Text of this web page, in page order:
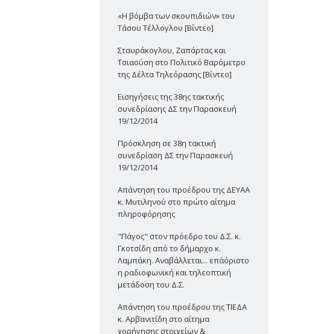
«Η βόμβα των σκουπιδιών» του
Τάσου Τέλλογλου [Βίντεο]
Σταυράκογλου, Ζαπάρτας και
Τσιαούση στο Πολιτικό Βαρόμετρο
της Δέλτα Τηλεόρασης [Βίντεο]
Εισηγήσεις της 38ης τακτικής
συνεδρίασης ΔΣ την Παρασκευή
19/12/2014
Πρόσκληση σε 38η τακτική
συνεδρίαση ΔΣ την Παρασκευή
19/12/2014
Απάντηση του προέδρου της ΔΕΥΑΑ
κ. Μυτιληνού στο πρώτο αίτημα
πληροφόρησης
"Πάγος" στον πρόεδρο του Δ.Σ. κ.
Γκοτσίδη από το δήμαρχο κ.
Λαμπάκη. Αναβάλλεται... επ΄αόριστο
η ραδιοφωνική και τηλεοπτική
μετάδοση του Δ.Σ.
Απάντηση του προέδρου της ΤΙΕΔΑ
κ. Αρβανιτίδη στο αίτημα
χορήγησης στοιχείων &